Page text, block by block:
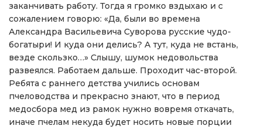
заканчивать работу. Тогда я громко вздыхаю и с
сожалением говорю: «Да, были во времена
Александра Васильевича Суворова русские чудо-
богатыри! И куда они делись? А тут, куда не встань,
везде скользко…» Слышу, шумок недовольства
развеялся. Работаем дальше. Проходит час-второй.
Ребята с раннего детства учились основам
пчеловодства и прекрасно знают, что в период
медосбора мед из рамок нужно вовремя откачать,
иначе пчелам некуда будет носить новые порции